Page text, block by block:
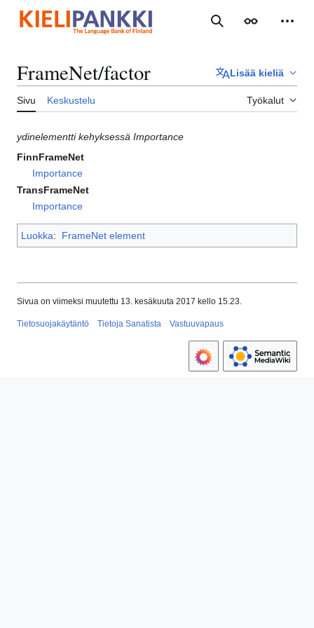
sisältöön
Haku Ulkoasu
FrameNet/factor Lisää kieliä
Sivu Keskustelu Työkalut
ydinelementti kehyksessä Importance
FinnFrameNet
Importance
TransFrameNet
Importance
Luokka: FrameNet element
Sivua on viimeksi muutettu 13. kesäkuuta 2017 kello 15.23.
Tietosuojakäytäntö Tietoja Sanatista Vastuuvapaus